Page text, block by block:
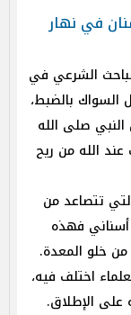
في نهار
الشرعي في
السواك بالضبط،
صلى الله
الله من ريح
تتصاعد من
فهذه
من خلو المعدة.
اختلف فيه،
الإطلاق.